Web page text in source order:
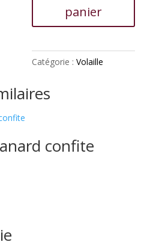
panier
Catégorie :Volaille
confite